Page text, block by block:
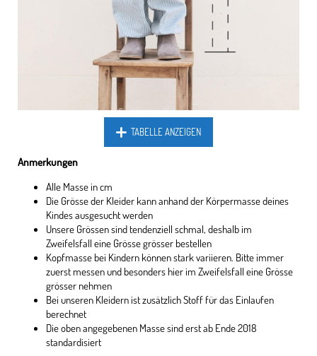
TABELLE ANZEIGEN
Anmerkungen
Alle Masse in cm
Die Grösse der Kleider kann anhand der Körpermasse deines
Kindes ausgesucht werden
Unsere Grössen sind tendenziell schmal, deshalb im
Zweifelsfall eine Grösse grösser bestellen
Kopfmasse bei Kindern können stark variieren. Bitte immer
zuerst messen und besonders hier im Zweifelsfall eine Grösse
grösser nehmen
Bei unseren Kleidern ist zusätzlich Stoff für das Einlaufen
berechnet
Die oben angegebenen Masse sind erst ab Ende 2018
standardisiert